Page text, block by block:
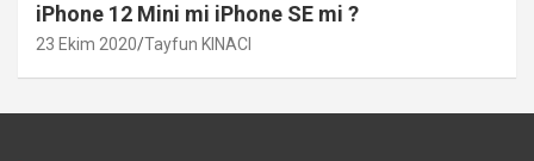
iPhone 12 Mini mi iPhone SE mi ?
23 Ekim 2020 Tayfun KINACI